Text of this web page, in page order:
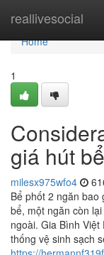
reallivesocial
Home
Home
1
giá hút
milesx975wfo4
Bể phốt 2 ngăn
bể, một ngăn còn
ngoài. Gia Bình
thống vệ sinh sạch